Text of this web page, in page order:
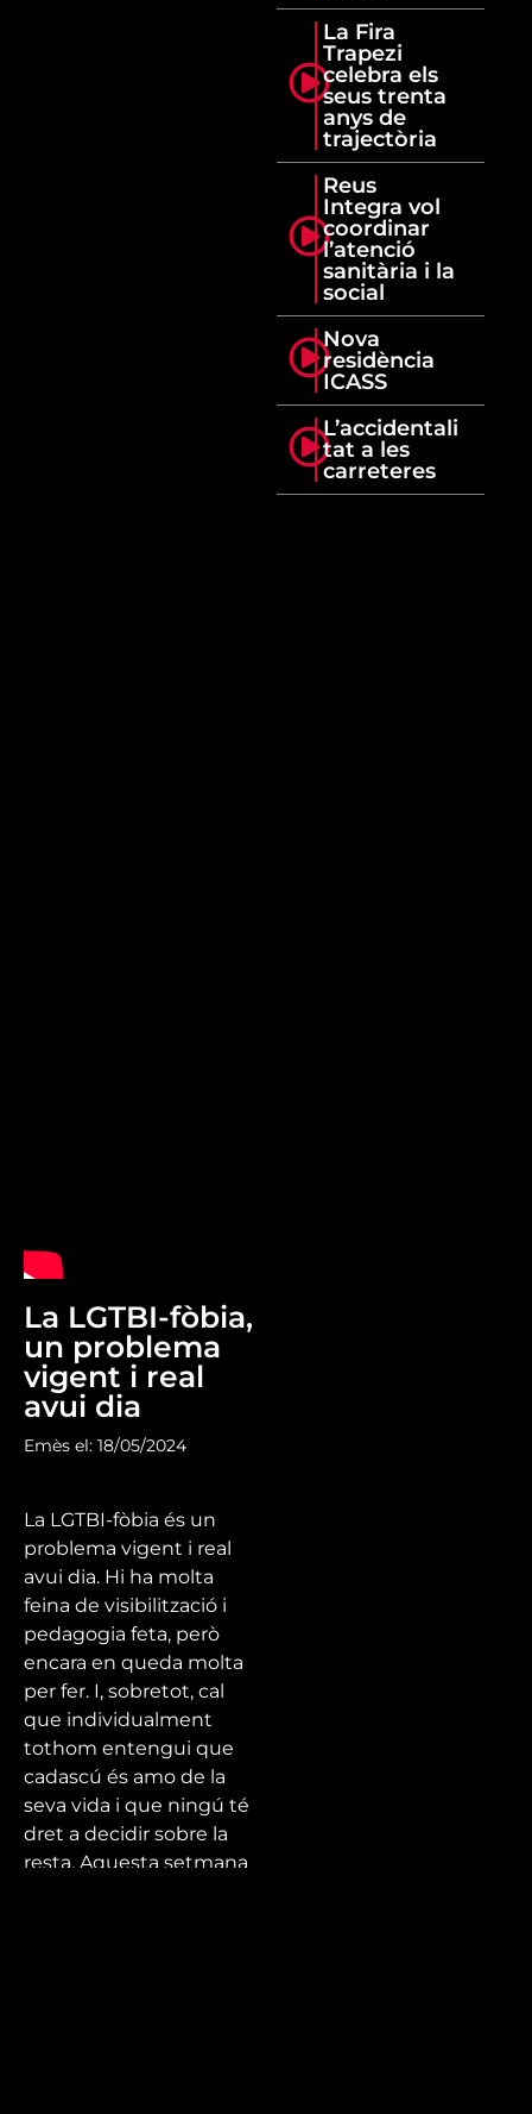
La LGTBI-fòbia,
un problema
vigent i real
avui dia
Emès el: 18/05/2024
La LGTBI-fòbia és un
problema vigent i real
avui dia. Hi ha molta
feina de visibilització i
pedagogia feta, però
encara en queda molta
per fer. I, sobretot, cal
que individualment
tothom entengui que
cadascú és amo de la
seva vida i que ningú té
dret a decidir sobre la
resta. Aquesta setmana
La Fira
Trapezi
celebra els
seus trenta
anys de
trajectòria
Reus
Integra vol
coordinar
l’atenció
sanitària i la
social
Nova
residència
ICASS
L’accidentali
tat a les
carreteres